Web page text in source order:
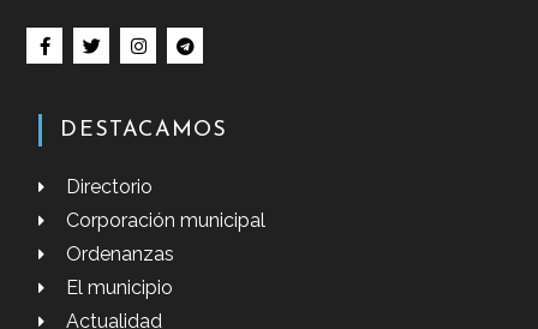
DESTACAMOS
Directorio
Corporación municipal
Ordenanzas
El municipio
Actualidad